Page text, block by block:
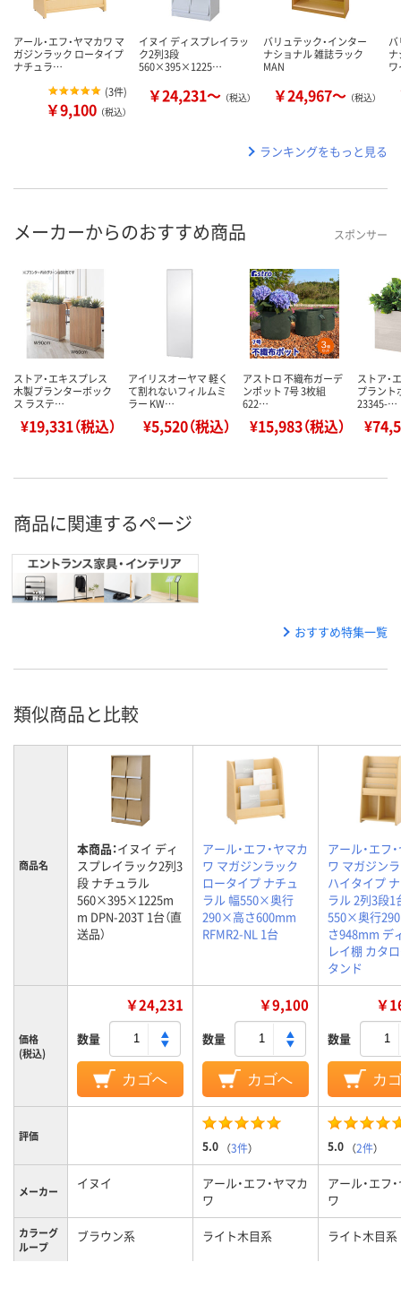
アール・エフ・ヤマカワ マ
ガジンラック ロータイプ
ナチュラ…
(3件)
￥9,100 （税込）
イヌイ ディスプレイラッ
ク2列3段
560×395×1225…
￥24,231～ （税込）
バリュテック・インター
ナショナル 雑誌ラック
MAN
￥24,967～ （税込）
バ
ランキングをもっと見る
メーカーからのおすすめ商品 スポンサー
ストア・エキスプレス
木製プランターボック
ス ラステ…
¥19,331（税込）
アイリスオーヤマ 軽く
て割れないフィルムミ
ラー KW…
¥5,520（税込）
アストロ 不織布ガーデ
ンポット 7号 3枚組
622…
¥15,983（税込）
ストア・
プラント
23345-…
商品に関連するページ
おすすめ特集一覧
類似商品と比較
商品名
本商品：イヌイ ディ
スプレイラック2列3
段 ナチュラル
560×395×1225m
m DPN-203T 1台（直
送品）
アール・エフ・ヤマカ
ワ マガジンラック
ロータイプ ナチュ
ラル 幅550×奥行
290×高さ600mm
RFMR2-NL 1台
アール・エフ
ワ マガジン
ハイタイプ
ラル 2列3段1
550×奥行
さ948mm デ
レイ棚 カタ
タンド
価格
(税込)
￥24,231
数量
カゴへ
￥9,100
数量
カゴへ
￥
数量
カ
評価
5.0 （3件） 5.0 （2件）
メーカー イヌイ
アール・エフ・ヤマカ
ワ
アール・エフ
ワ
カラーグ
ループ
ブラウン系 ライト木目系 ライト木目系